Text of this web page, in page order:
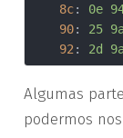
8c
90
92
Algumas
podermos